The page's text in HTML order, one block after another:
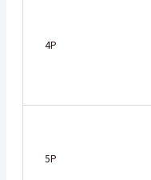
4P
5P